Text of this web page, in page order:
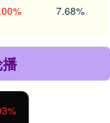
7.68%